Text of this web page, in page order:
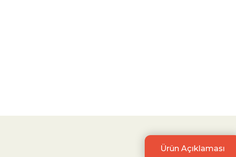
Ürün Açıklaması